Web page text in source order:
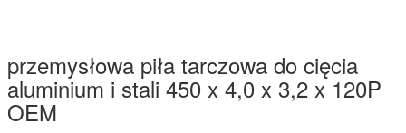
przemysłowa piła tarczowa do cięcia
aluminium i stali 450 x 4,0 x 3,2 x 120P
OEM